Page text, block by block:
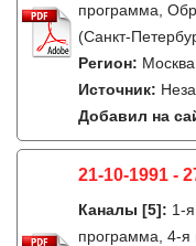
программа,
(Санкт-
Регион: Москва
Источник:
Добавил на
21-10-1991 -
Каналы [5]: 1-
программа, 4-я